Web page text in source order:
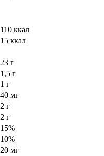
110 ккал
15 ккал
23 г
1,5 г
1 г
40 мг
2 г
2 г
15%
10%
20 мг